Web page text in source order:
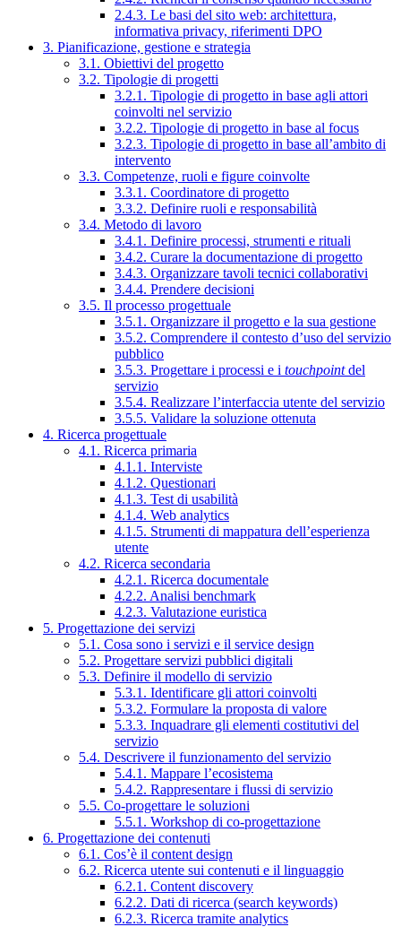
2.4.3. Le basi del sito web: architettura,
informativa privacy, riferimenti DPO
3. Pianificazione, gestione e strategia
3.1. Obiettivi del progetto
3.2. Tipologie di progetti
3.2.1. Tipologie di progetto in base agli attori
coinvolti nel servizio
3.2.2. Tipologie di progetto in base al focus
3.2.3. Tipologie di progetto in base all’ambito di
intervento
3.3. Competenze, ruoli e figure coinvolte
3.3.1. Coordinatore di progetto
3.3.2. Definire ruoli e responsabilità
3.4. Metodo di lavoro
3.4.1. Definire processi, strumenti e rituali
3.4.2. Curare la documentazione di progetto
3.4.3. Organizzare tavoli tecnici collaborativi
3.4.4. Prendere decisioni
3.5. Il processo progettuale
3.5.1. Organizzare il progetto e la sua gestione
3.5.2. Comprendere il contesto d’uso del servizio
pubblico
3.5.3. Progettare i processi e i touchpointdel
servizio
3.5.4. Realizzare l’interfaccia utente del servizio
3.5.5. Validare la soluzione ottenuta
4. Ricerca progettuale
4.1. Ricerca primaria
4.1.1. Interviste
4.1.2. Questionari
4.1.3. Test di usabilità
4.1.4. Web analytics
4.1.5. Strumenti di mappatura dell’esperienza
utente
4.2. Ricerca secondaria
4.2.1. Ricerca documentale
4.2.2. Analisi benchmark
4.2.3. Valutazione euristica
5. Progettazione dei servizi
5.1. Cosa sono i servizi e il service design
5.2. Progettare servizi pubblici digitali
5.3. Definire il modello di servizio
5.3.1. Identificare gli attori coinvolti
5.3.2. Formulare la proposta di valore
5.3.3. Inquadrare gli elementi costitutivi del
servizio
5.4. Descrivere il funzionamento del servizio
5.4.1. Mappare l’ecosistema
5.4.2. Rappresentare i flussi di servizio
5.5. Co-progettare le soluzioni
5.5.1. Workshop di co-progettazione
6. Progettazione dei contenuti
6.1. Cos’è il content design
6.2. Ricerca utente sui contenuti e il linguaggio
6.2.1. Content discovery
6.2.2. Dati di ricerca (search keywords)
6.2.3. Ricerca tramite analytics